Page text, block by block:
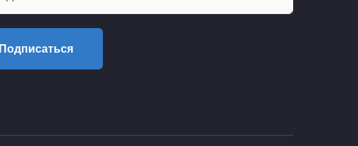
Подписаться